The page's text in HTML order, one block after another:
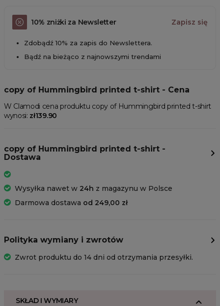
10% zniżki za Newsletter Zapisz się
Zdobądź 10% za zapis do Newslettera.
Bądź na bieżąco z najnowszymi trendami
copy of Hummingbird printed t-shirt - Cena
W Clamodi cena produktu copy of Hummingbird printed t-shirt
wynosi: zł139.90
copy of Hummingbird printed t-shirt -
Dostawa
Wysyłka nawet w 24h z magazynu w Polsce
Darmowa dostawa od 249,00 zł
Polityka wymiany i zwrotów
Zwrot produktu do 14 dni od otrzymania przesyłki.
SKŁAD I WYMIARY